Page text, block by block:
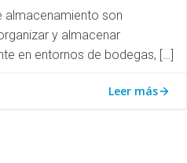
almacenamiento son
y almacenar
en entornos de bodegas, […]
Leer más